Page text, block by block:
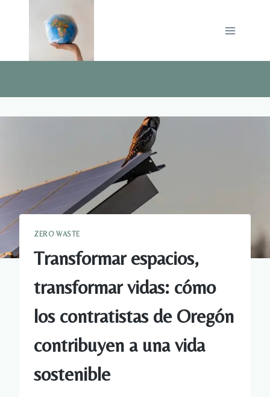
ZERO WASTE
Transformar espacios,
transformar vidas: cómo
los contratistas de Oregón
contribuyen a una vida
sostenible